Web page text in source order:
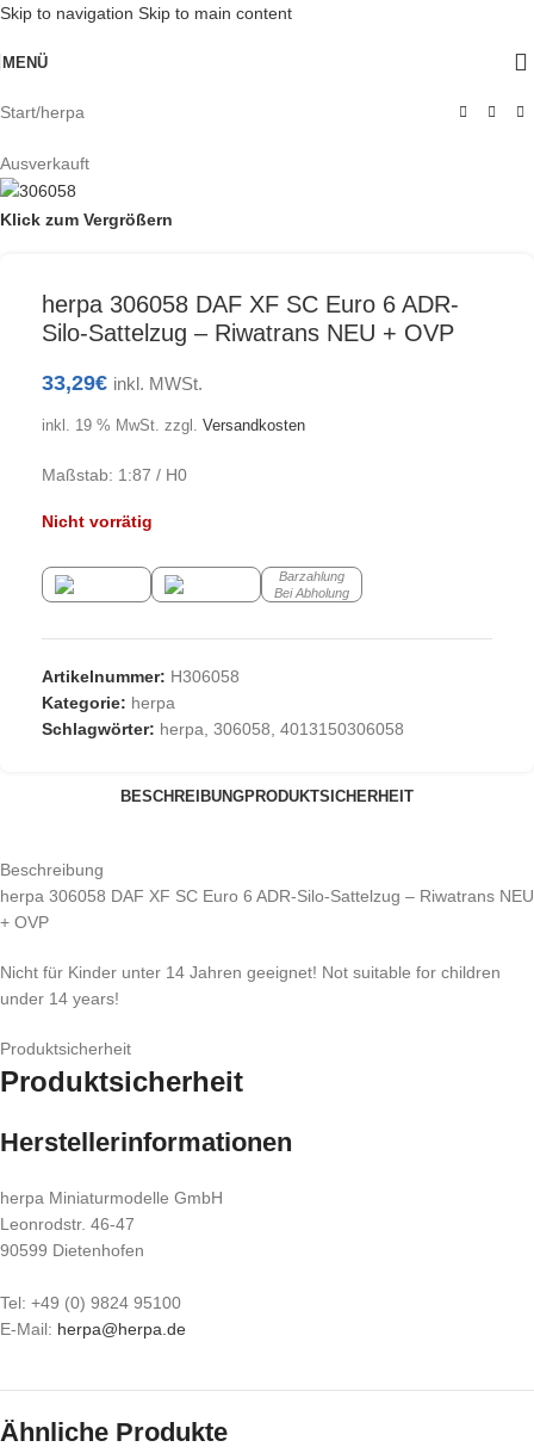
Skip to navigation Skip to main content
MENÜ
Start/herpa
Ausverkauft
Klick zum Vergrößern
herpa 306058 DAF XF SC Euro 6 ADR-
Silo-Sattelzug – Riwatrans NEU + OVP
33,29€ inkl. MWSt.
inkl. 19 % MwSt. zzgl. Versandkosten
Maßstab: 1:87 / H0
Nicht vorrätig
Barzahlung
Bei Abholung
Artikelnummer: H306058
Kategorie: herpa
Schlagwörter: herpa, 306058, 4013150306058
BESCHREIBUNGPRODUKTSICHERHEIT
Beschreibung
herpa 306058 DAF XF SC Euro 6 ADR-Silo-Sattelzug – Riwatrans NEU
+ OVP
Nicht für Kinder unter 14 Jahren geeignet! Not suitable for children
under 14 years!
Produktsicherheit
Produktsicherheit
Herstellerinformationen
herpa Miniaturmodelle GmbH
Leonrodstr. 46-47
90599 Dietenhofen
Tel: +49 (0) 9824 95100
E-Mail: herpa@herpa.de
Ähnliche Produkte